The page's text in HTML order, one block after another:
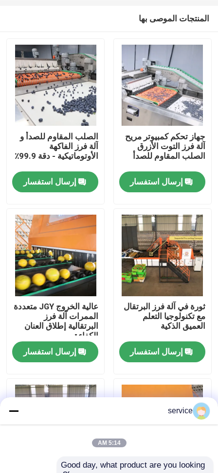
مسكن
منتجات
أشرطة فيديو
عرض الواقع الافتراضي
معلومات عنا
جولة في المعمل
اتصل بنا
آلة فرز التمور
المنتجات الموصى بها
جهاز تحكم كمبيوتر مريح
آلة فرز التوت الأزرق
الصلب المقاوم للصدأ
إرسال استفسار
الصلب المقاوم للصدأ و
آلة فرز الفاكهة
الأوتوماتيكية - دقة 99.9٪
إرسال استفسار
ثورة في آلة فرز البرتقال
مع تكنولوجيا التعلم
العميق الذكية
إرسال استفسار
عالية الخروج JGY متعددة
الممرات آلة فرز
البرتقالية إطلاق العنان
الكفاءة
إرسال استفسار
service
5:14 AM
Good day, what product are you looking